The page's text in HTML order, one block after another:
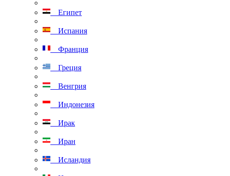
Египет
Испания
Франция
Греция
Венгрия
Индонезия
Ирак
Иран
Исландия